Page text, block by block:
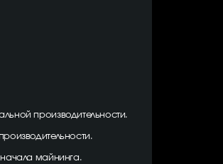
производительности.
начала майнинга.